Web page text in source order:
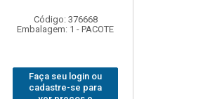
Código: 376668
Embalagem: 1 - PACOTE
Faça seu login ou
cadastre-se para